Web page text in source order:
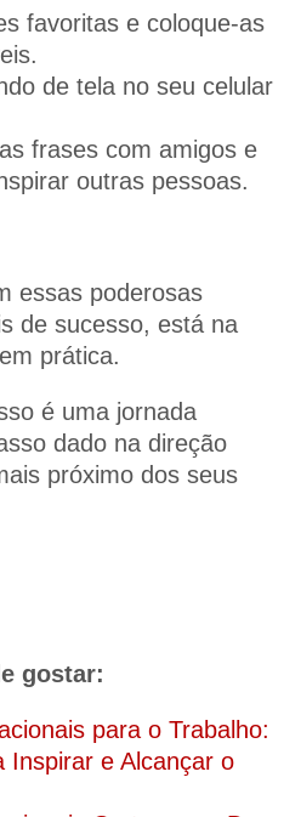
favoritas e coloque-as
de tela no seu celular
frases com amigos e
outras pessoas.
essas poderosas
de sucesso, está na
prática.
é uma jornada
dado na direção
próximo dos seus
gostar:
para o Trabalho:
Inspirar e Alcançar o